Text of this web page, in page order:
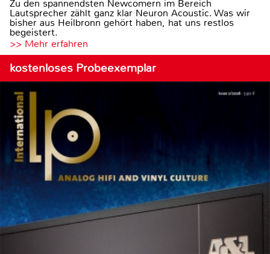
Zu den spannendsten Newcomern im Bereich
Lautsprecher zählt ganz klar Neuron Acoustic. Was wir
bisher aus Heilbronn gehört haben, hat uns restlos
begeistert.
>> Mehr erfahren
kostenloses Probeexemplar